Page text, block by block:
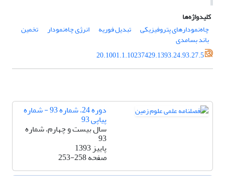
کلیدواژه‌ها
چاه‌نمودارهای پتروفیزیکی
تبدیل فوریه انرژی چاه‌نمودار تخمین
باند بسامدی
20.1001.1.10237429.1393.24.93.27.5
دوره 24، شماره 93 - شماره
پیاپی 93
سال بیست و چهارم، شماره
93
پاییز 1393
صفحه253-258